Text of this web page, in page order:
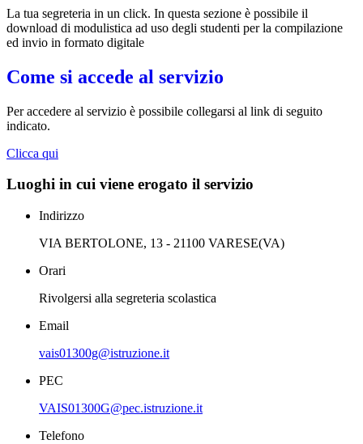
La tua segreteria in un click. In questa sezione è possibile il
download di modulistica ad uso degli studenti per la compilazione
ed invio in formato digitale
Come si accede al servizio
Per accedere al servizio è possibile collegarsi al link di seguito
indicato.
Clicca qui
Luoghi in cui viene erogato il servizio
Indirizzo
VIA BERTOLONE, 13 - 21100 VARESE(VA)
Orari
Rivolgersi alla segreteria scolastica
Email
vais01300g@istruzione.it
PEC
VAIS01300G@pec.istruzione.it
Telefono